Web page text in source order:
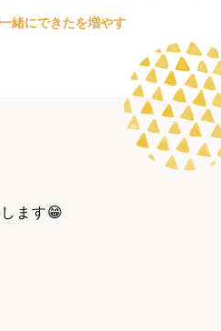
緒にできたを増やす
ます😁